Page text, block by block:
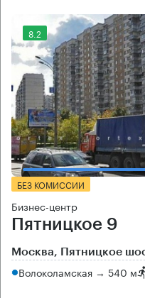
8.2
БЕЗ КОМИССИИ
Бизнес-центр
Пятницкое 9
Москва, Пятницкое
Волоколамская → 540 м